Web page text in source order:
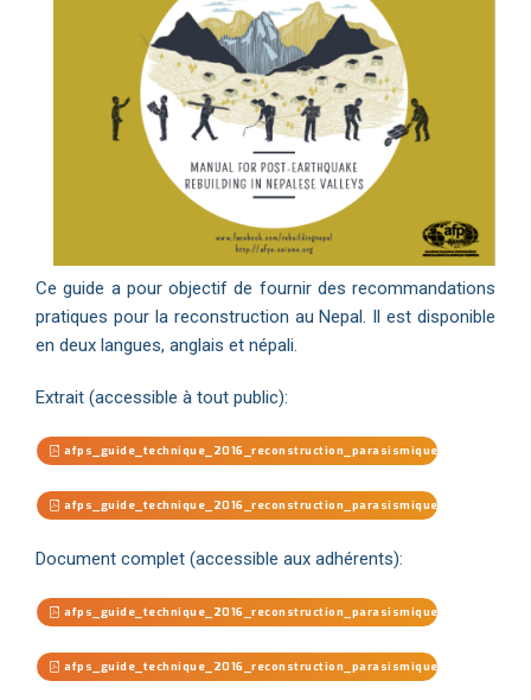
Ce guide a pour objectif de fournir des recommandations
pratiques pour la reconstruction au Nepal. Il est disponible
en deux langues, anglais et népali.
Extrait (accessible à tout public):
Document complet (accessible aux adhérents):